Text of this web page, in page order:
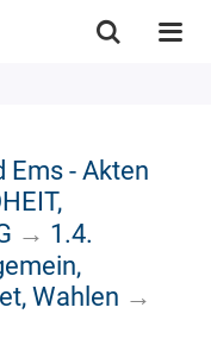
Ems - Akten
→ 1.4.
Wahlen →